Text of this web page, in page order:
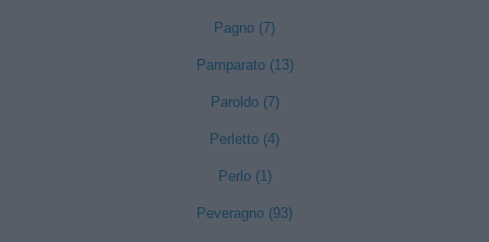
Pagno (7)
Pamparato (13)
Paroldo (7)
Perletto (4)
Perlo (1)
Peveragno (93)